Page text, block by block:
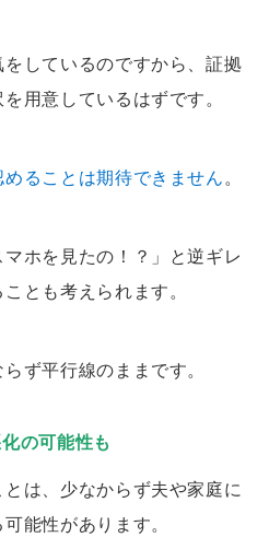
しているのですから、証拠
用意しているはずです。
ることは期待できません 。
ホを見たの！？」と逆ギレ
とも考えられます。
ず平行線のままです。
の可能性も
は、少なからず夫や家庭に
能性があります。